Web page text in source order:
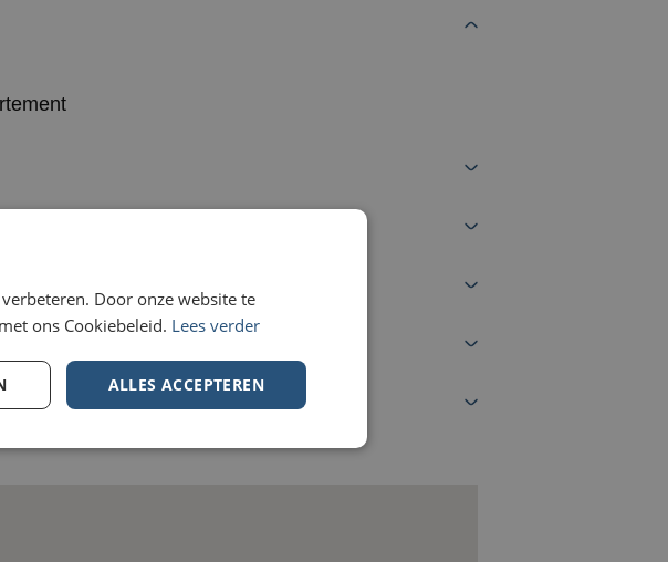
Door onze website te
ons Cookiebeleid. Lees verder
ALLES ACCEPTEREN